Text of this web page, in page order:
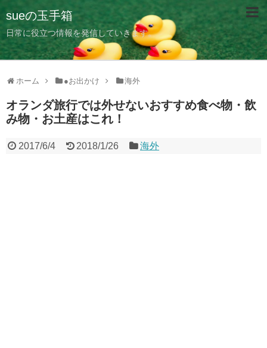
sueの玉手箱
日常に役立つ情報を発信していきます。
ホーム ●お出かけ 海外
オランダ旅行では外せないおすすめ食べ物・飲
み物・お土産はこれ！
2017/6/4 2018/1/26 海外